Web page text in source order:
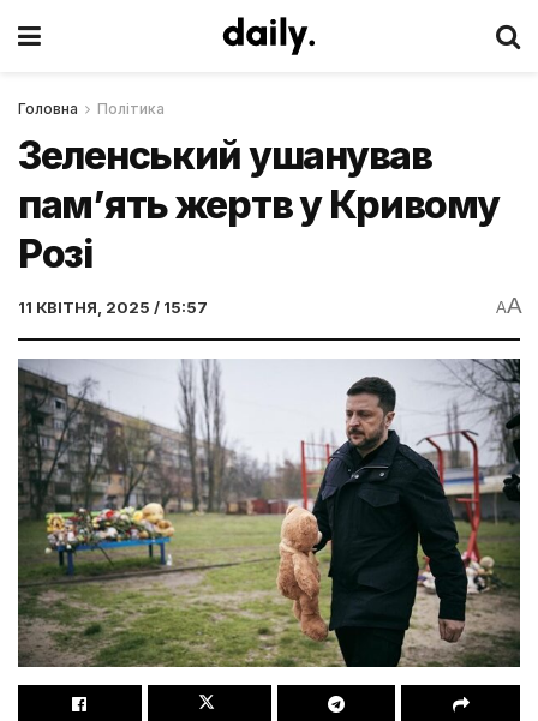
Головна Політика
Зеленський ушанував
пам’ять жертв у Кривому
Розі
11 КВІТНЯ, 2025 / 15:57 AA